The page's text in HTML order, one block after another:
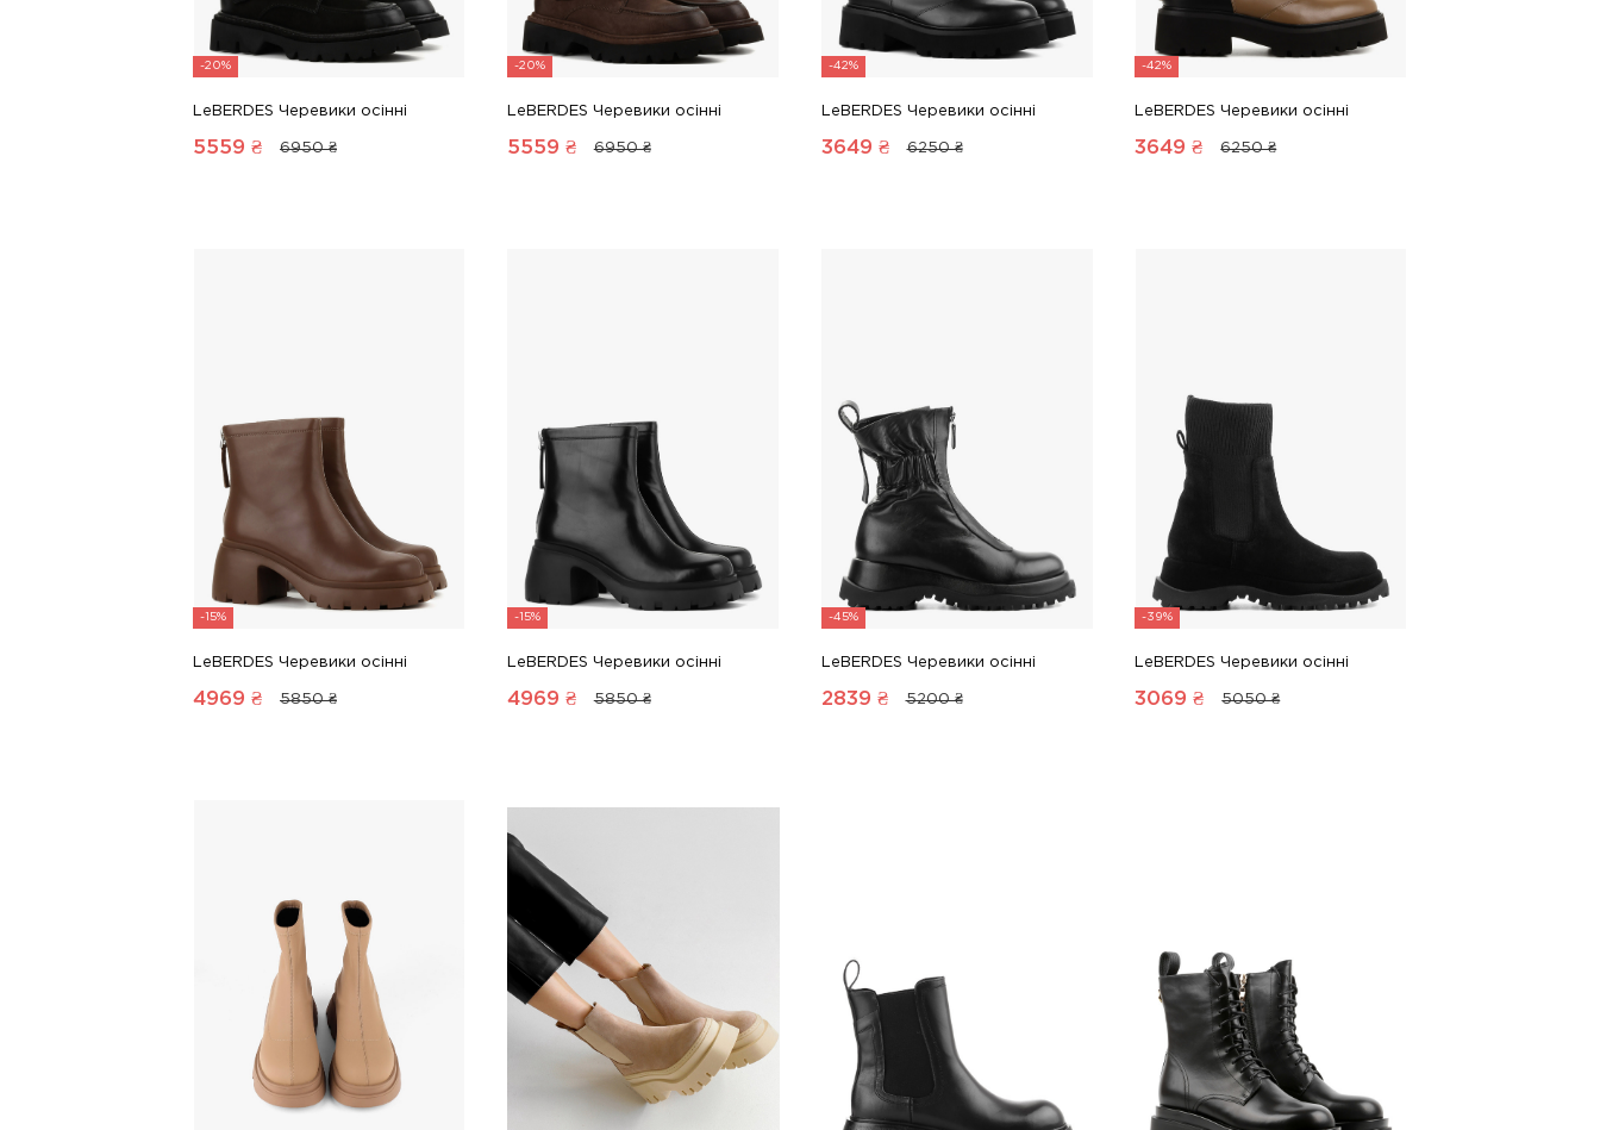
-20%
LeBERDES Черевики осінні
5559 ₴ 6950 ₴
-20%
LeBERDES Черевики осінні
5559 ₴ 6950 ₴
-42%
LeBERDES Черевики осінні
3649 ₴ 6250 ₴
-42%
LeBERDES Черевики осінні
3649 ₴ 6250 ₴
-15%
LeBERDES Черевики осінні
4969 ₴ 5850 ₴
-15%
LeBERDES Черевики осінні
4969 ₴ 5850 ₴
-45%
LeBERDES Черевики осінні
2839 ₴ 5200 ₴
-39%
LeBERDES Черевики осінні
3069 ₴ 5050 ₴